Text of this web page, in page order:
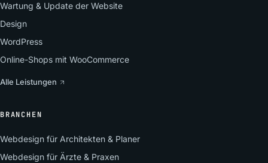
Wartung & Update der Website
Design
WordPress
Online-Shops mit WooCommerce
Alle Leistungen
BRANCHEN
Webdesign für Architekten & Planer
Webdesign für Ärzte & Praxen